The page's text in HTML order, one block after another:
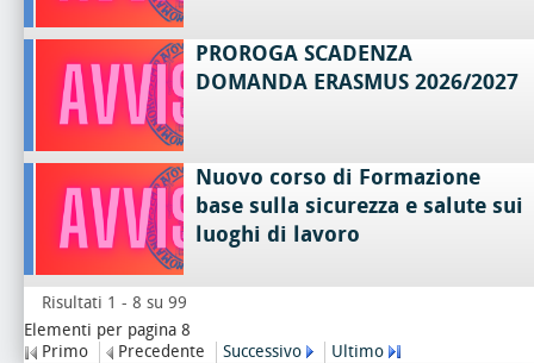
PROROGA SCADENZA
DOMANDA ERASMUS 2026/2027
Nuovo corso di Formazione
base sulla sicurezza e salute sui
luoghi di lavoro
Risultati 1 - 8 su 99
Elementi per pagina 8
Primo
Precedente Successivo Ultimo